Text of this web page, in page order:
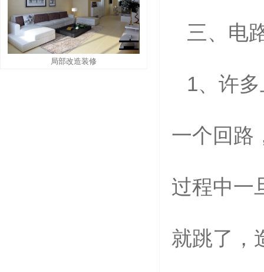
局部改造装修
三、 电
1、 许
一个回路
过程中一
就跳了，